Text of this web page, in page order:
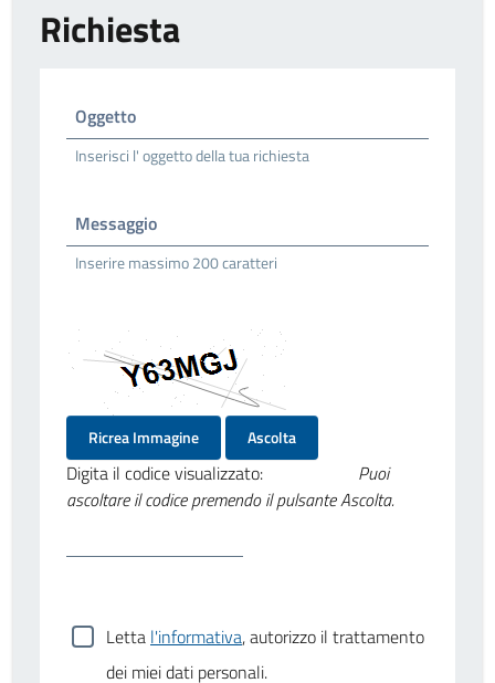
Richiesta
Oggetto
Inserisci l' oggetto della tua richiesta
Messaggio
Inserire massimo 200 caratteri
Ricrea Immagine Ascolta
Digita il codice visualizzato:
Puoi
ascoltare il codice premendo il pulsante Ascolta.
Letta l'informativa, autorizzo il trattamento
dei miei dati personali.